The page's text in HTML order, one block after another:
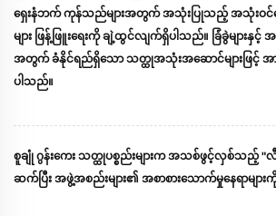
ရှေးနံဘက် ကုန်သည်များအတွက် အသုံးပြုသည့် အသုံးဝ
များ ဖြန့်ဖြူးရေးကို ချဲ့ထွင်လျက်ရှိပါသည်။ ခြံခွဲများနှင့်
အတွက် ခံနိုင်ရည်ရှိသော သတ္ထုအသုံးအဆောင်များဖြင့် အာ
ပါသည်။
စူချုံ ဂွန်းကေး သတ္ထုပစ္စည်းများက အသစ်ဖွင့်လှစ်သည့်
ဆက်ပြီး အဖွဲ့အစည်းများ၏ အစာစားသောက်မှုနေရာမျ